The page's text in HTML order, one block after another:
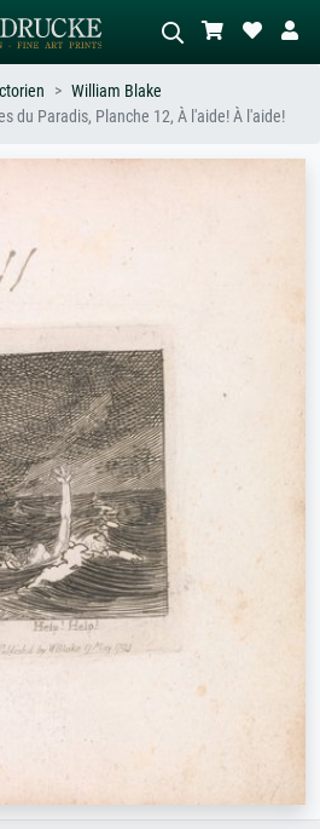
William Blake
du Paradis, Planche 12, À l'aide! À l'aide!